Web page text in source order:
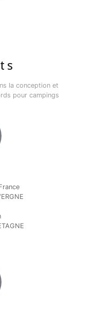
la conception et
pour campings